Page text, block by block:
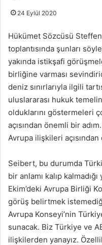
24 Eylül 2020
Hükümet Sözcüsü
toplantısında şunları
yakında istikşafi
birliğine varması
deniz sınırlarıyla ilgili
uluslararası hukuk
olduklarını göstermeleri
açısından önemli bir
Avrupa ilişkileri açısından
Seibert, bu durumda
bir anlamı kalıp
Ekim’deki Avrupa Birliği
görüş belirtmek
Avrupa Konseyi’nin
sunacak. Biz Türkiye ve
ilişkilerden yanayız.